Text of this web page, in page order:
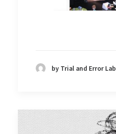
by Trial and Error Lab